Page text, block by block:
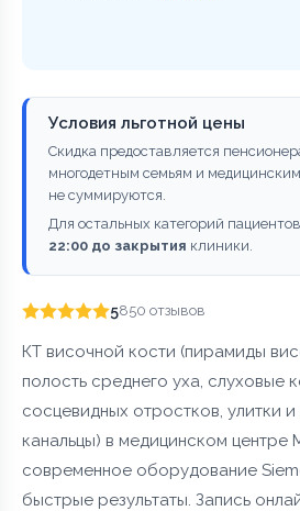
Условия льготной цены
Скидка предоставляется
многодетным семьям и
не суммируются.
Для остальных категорий
22:00 до закрытия клиники.
5850 отзывов
КТ височной кости (пирамиды
полость среднего уха, слуховые
сосцевидных отростков, улитки
канальцы) в медицинском
современное оборудование
быстрые результаты. Запись